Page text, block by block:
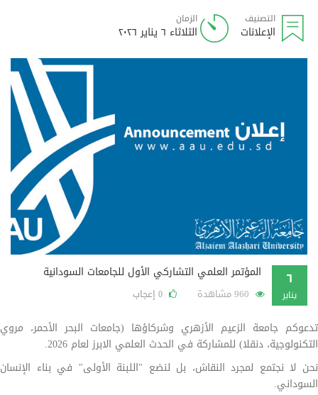
التصنيف
الإعلانات
الزمان
الثلاثاء ٦ يناير ٢٠٢٦
٦
يناير
المؤتمر العلمي التشاركي الأول للجامعات السودانية
0 إعجاب
تدعوكم جامعة الزعيم الأزهري وشركاؤها (جامعات البحر الأحمر، مروي
التكنولوجية، دنقلا) للمشاركة في الحدث العلمي الابرز لعام 2026.
نحن لا نجتمع لمجرد النقاش، بل لنضع "اللبنة الأولى" في بناء الإنسان
السوداني.